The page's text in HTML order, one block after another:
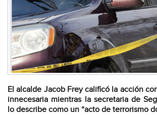
El alcalde Jacob Frey calificó la acción
innecesaria mientras la secretaria de
lo describe como un “acto de terrorismo